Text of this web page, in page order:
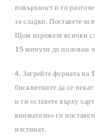
повърхност и го
за сладки. Поставете
Щом изрежете всички
15 минути до половин
4. Загрейте фурната на
бисквитките да се
и ги оставете върху
внимателно ги
изстинат.